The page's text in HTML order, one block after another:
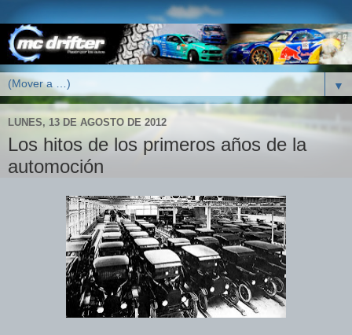
▼
LUNES, 13 DE AGOSTO DE 2012
Los hitos de los primeros años de la
automoción